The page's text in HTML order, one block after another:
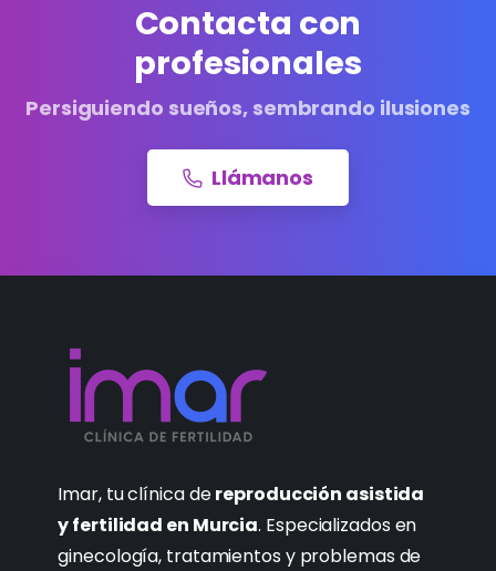
Contacta con
profesionales
Persiguiendo sueños, sembrando ilusiones
Llámanos
Imar, tu clínica dereproducción asistida
y fertilidad en Murcia. Especializados en
ginecología, tratamientos y problemas de